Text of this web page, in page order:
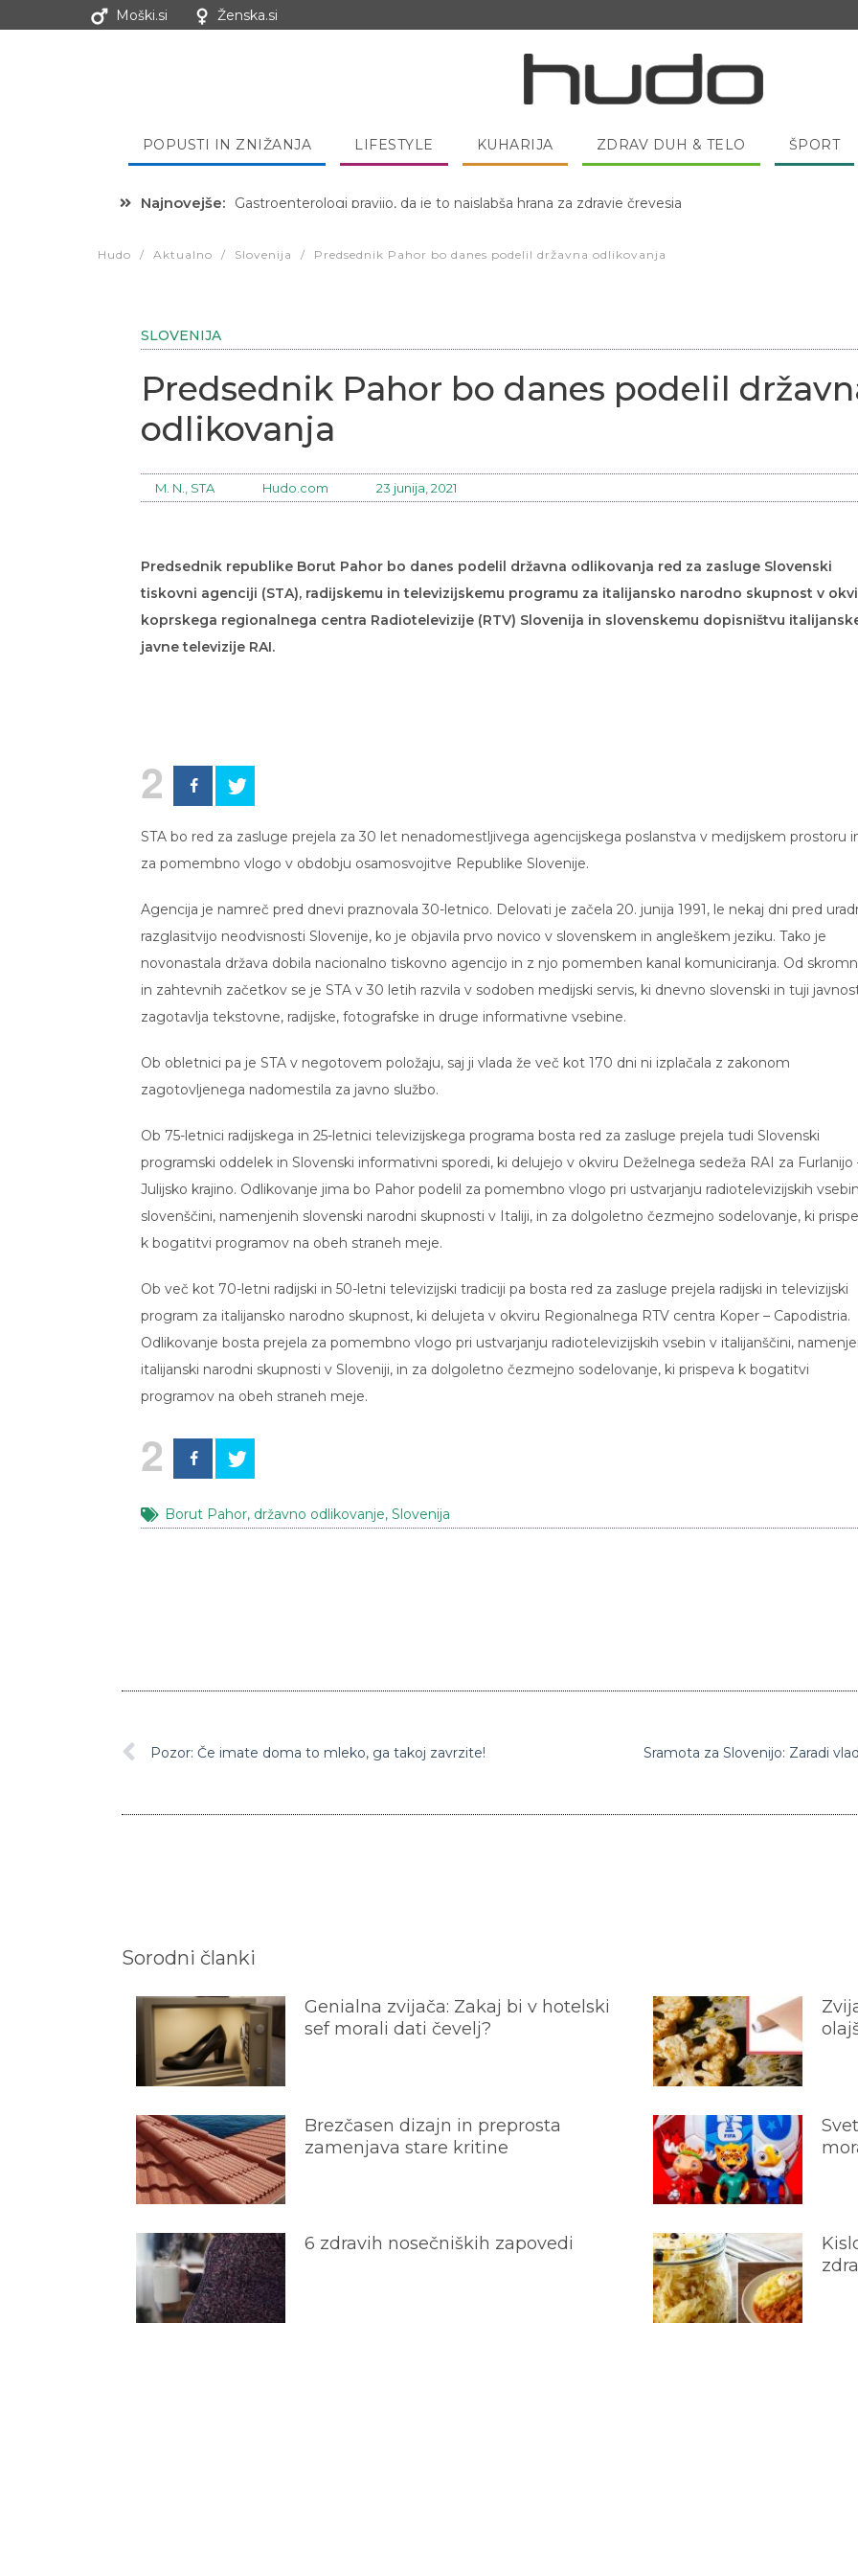
Moški.si Ženska.si
POPUSTI IN ZNIŽANJA LIFESTYLE KUHARIJA ZDRAV DUH & TELO ŠPORT
Najnovejše: Hibernacijska dieta: Zakaj je pred spanjem dobro pojesti žlico medu?
Hudo / Aktualno / Slovenija / Predsednik Pahor bo danes podelil državna odlikovanja
SLOVENIJA
Predsednik Pahor bo danes podelil
odlikovanja
M. N., STA Hudo.com 23 junija, 2021
Predsednik republike Borut Pahor bo danes podelil državna odlikovanja red za zasluge Slovenski
tiskovni agenciji (STA), radijskemu in televizijskemu programu za italijansko narodno skupnost v
koprskega regionalnega centra Radiotelevizije (RTV) Slovenija in slovenskemu dopisništvu
javne televizije RAI.
2
STA bo red za zasluge prejela za 30 let nenadomestljivega agencijskega poslanstva v medijskem prostoru
za pomembno vlogo v obdobju osamosvojitve Republike Slovenije.
Agencija je namreč pred dnevi praznovala 30-letnico. Delovati je začela 20. junija 1991, le nekaj dni pred
razglasitvijo neodvisnosti Slovenije, ko je objavila prvo novico v slovenskem in angleškem jeziku. Tako je
novonastala država dobila nacionalno tiskovno agencijo in z njo pomemben kanal komuniciranja. Od
in zahtevnih začetkov se je STA v 30 letih razvila v sodoben medijski servis, ki dnevno slovenski in tuji
zagotavlja tekstovne, radijske, fotografske in druge informativne vsebine.
Ob obletnici pa je STA v negotovem položaju, saj ji vlada že več kot 170 dni ni izplačala z zakonom
zagotovljenega nadomestila za javno službo.
Ob 75-letnici radijskega in 25-letnici televizijskega programa bosta red za zasluge prejela tudi Slovenski
programski oddelek in Slovenski informativni sporedi, ki delujejo v okviru Deželnega sedeža RAI za Furlanijo
Julijsko krajino. Odlikovanje jima bo Pahor podelil za pomembno vlogo pri ustvarjanju radiotelevizijskih
slovenščini, namenjenih slovenski narodni skupnosti v Italiji, in za dolgoletno čezmejno sodelovanje, ki
k bogatitvi programov na obeh straneh meje.
Ob več kot 70-letni radijski in 50-letni televizijski tradiciji pa bosta red za zasluge prejela radijski in televizijski
program za italijansko narodno skupnost, ki delujeta v okviru Regionalnega RTV centra Koper – Capodistria.
Odlikovanje bosta prejela za pomembno vlogo pri ustvarjanju radiotelevizijskih vsebin v italijanščini,
italijanski narodni skupnosti v Sloveniji, in za dolgoletno čezmejno sodelovanje, ki prispeva k bogatitvi
programov na obeh straneh meje.
2
Borut Pahor, državno odlikovanje, Slovenija
Pozor: Če imate doma to mleko, ga takoj zavrzite!
Sorodni članki
Genialna zvijača: Zakaj bi v hotelski
sef morali dati čevelj?
Brezčasen dizajn in preprosta
zamenjava stare kritine
6 zdravih nosečniških zapovedi